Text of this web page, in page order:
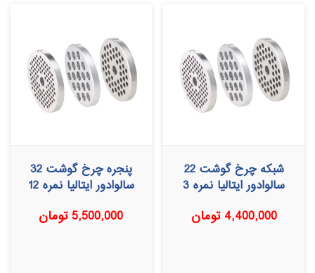
شبکه چرخ گوشت 22
سالوادور ایتالیا نمره 3
4,400,000 تومان
پنجره چرخ گوشت 32
سالوادور ایتالیا نمره 12
5,500,000تومان